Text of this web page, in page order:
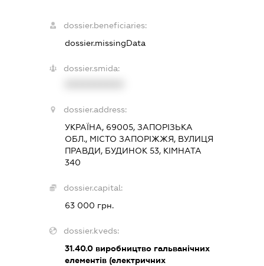
dossier.beneficiaries:
dossier.missingData
dossier.smida:
dossier.address:
УКРАЇНА, 69005, ЗАПОРІЗЬКА
ОБЛ., МІСТО ЗАПОРІЖЖЯ, ВУЛИЦЯ
ПРАВДИ, БУДИНОК 53, КІМНАТА
340
dossier.capital:
63 000 грн.
dossier.kveds:
31.40.0виробництво гальванічних
елементів (електричних